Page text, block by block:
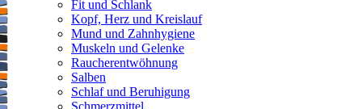
Fit und Schlank
Kopf, Herz und Kreislauf
Mund und Zahnhygiene
Muskeln und Gelenke
Raucherentwöhnung
Salben
Schlaf und Beruhigung
Schmerzmittel